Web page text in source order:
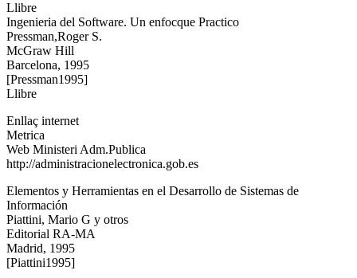
Llibre
Ingenieria del Software. Un enfocque Practico
Pressman,Roger S.
McGraw Hill
Barcelona, 1995
[Pressman1995]
Llibre
Enllaç internet
Metrica
Web Ministeri Adm.Publica
http://administracionelectronica.gob.es
Elementos y Herramientas en el Desarrollo de Sistemas de
Información
Piattini, Mario G y otros
Editorial RA-MA
Madrid, 1995
[Piattini1995]